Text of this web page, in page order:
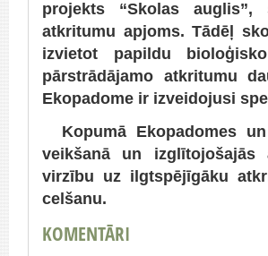
projekts “Skolas
atkritumu apjoms. Tādēļ
izvietot papildu
pārstrādājamo atkritumu
Ekopadome ir izveidojusi
Kopumā Ekopadomes
veikšanā un
virzību uz ilgtspējīgāku
celšanu.
KOMENTĀRI